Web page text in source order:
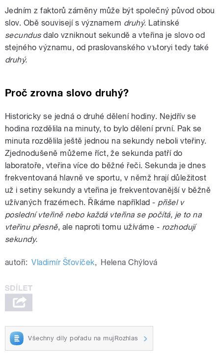
Jedním z faktorů záměny může být společný původ obou
slov. Obě souvisejí s významem druhý. Latinské
secundusdalo vzniknout sekundě a vteřina je slovo od
stejného významu, od praslovanskéhovъtoryi tedy také
druhý.
Proč zrovna slovo druhý?
Historicky se jedná o druhé dělení hodiny. Nejdřív se
hodina rozdělila na minuty, to bylo dělení první. Pak se
minuta rozdělila ještě jednou na sekundy neboli vteřiny.
Zjednodušeně můžeme říct, že sekunda patří do
laboratoře, vteřina více do běžné řeči. Sekunda je dnes
frekventovaná hlavně ve sportu, v němž hrají důležitost
už i setiny sekundy a vteřina je frekventovanější v běžně
užívaných frazémech. Říkáme například - přišel v
poslední vteřině nebo každá vteřina se počítá, je to na
vteřinu přesně, ale naproti tomu užíváme - rozhodují
sekundy.
autoři: Vladimír Šťovíček, Helena Chýlová
Všechny díly pořadu na mujRozhlas